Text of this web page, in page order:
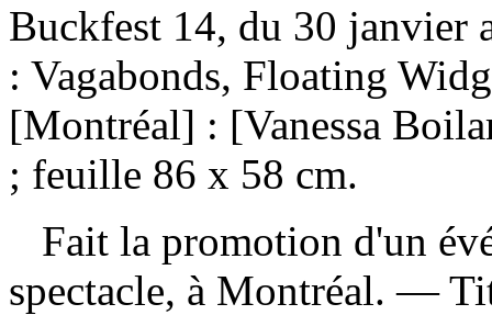
Buckfest 14, du 30 janvier
: Vagabonds, Floating
[Montréal] : [Vanessa
; feuille 86 x 58 cm.
Fait la promotion d'un
spectacle, à Montréal. —